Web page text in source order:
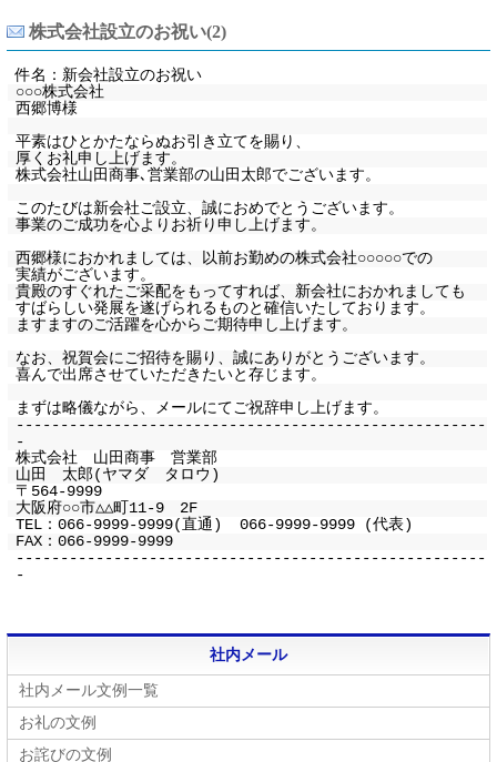
株式会社設立のお祝い(2)
件名：新会社設立のお祝い
○○○株式会社
西郷博様
平素はひとかたならぬお引き立てを賜り、
厚くお礼申し上げます。
株式会社山田商事､営業部の山田太郎でございます。
このたびは新会社ご設立、誠におめでとうございます。
事業のご成功を心よりお祈り申し上げます。
西郷様におかれましては、以前お勤めの株式会社○○○○○での
実績がございます。
貴殿のすぐれたご采配をもってすれば、新会社におかれましても
すばらしい発展を遂げられるものと確信いたしております。
ますますのご活躍を心からご期待申し上げます。
なお、祝賀会にご招待を賜り、誠にありがとうございます。
喜んで出席させていただきたいと存じます。
まずは略儀ながら、メールにてご祝辞申し上げます。
-----------------------------------------------------
-
株式会社 山田商事 営業部
山田 太郎(ヤマダ タロウ)
〒564-9999
大阪府○○市△△町11-9 2F
TEL：066-9999-9999(直通) 066-9999-9999 (代表)
FAX：066-9999-9999
-----------------------------------------------------
-
社内メール
社内メール文例一覧
お礼の文例
お詫びの文例